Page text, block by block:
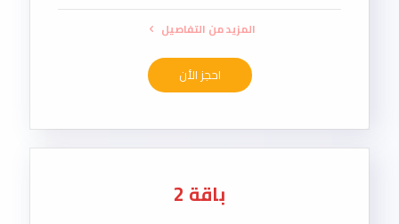
المزيد من التفاصيل
احجز الأن
باقة 2